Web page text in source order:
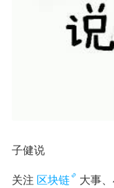
子健说
关注 区块链
大事